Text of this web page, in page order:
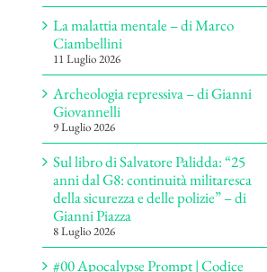
La malattia mentale – di Marco
Ciambellini
11 Luglio 2026
Archeologia repressiva – di Gianni
Giovannelli
9 Luglio 2026
Sul libro di Salvatore Palidda: “25
anni dal G8: continuità militaresca
della sicurezza e delle polizie” – di
Gianni Piazza
8 Luglio 2026
#00 Apocalypse Prompt | Codice